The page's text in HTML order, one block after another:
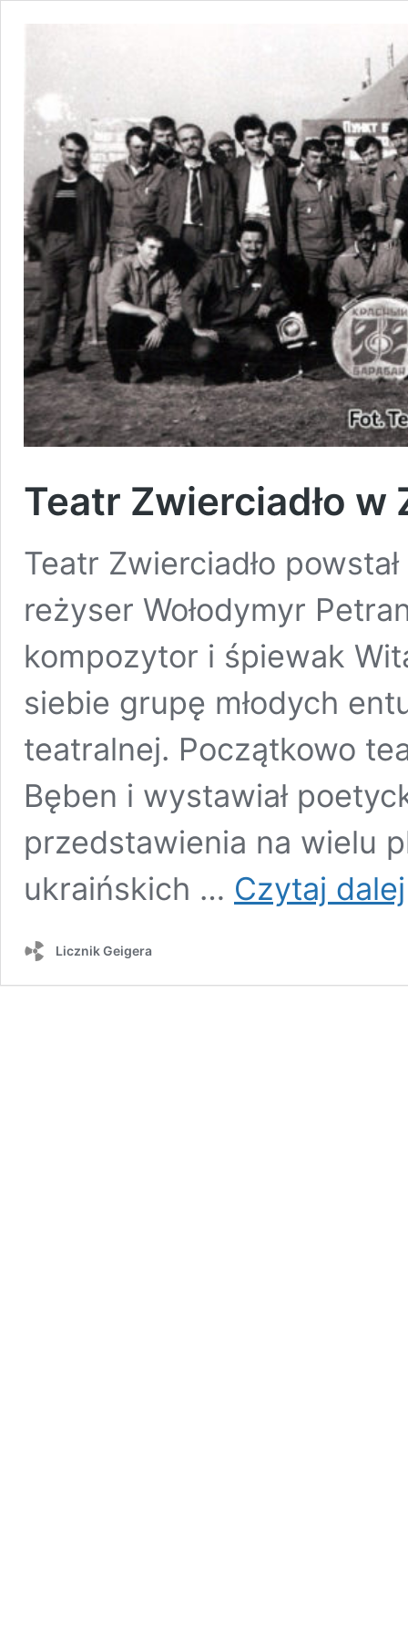
Teatr Zwierciadło w
Teatr Zwierciadło
reżyser Wołodymyr
kompozytor i śpiewak
siebie grupę młodych
teatralnej. Początkowo
Bęben i wystawiał
przedstawienia na wielu
ukraińskich … Czytaj dalej
Licznik Geigera